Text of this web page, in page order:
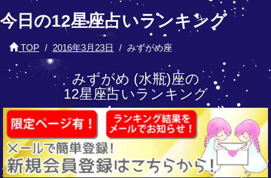
今日の12星座占いランキング
TOP 2016年3月23日 みずがめ座
みずがめ (水瓶)座の
12星座占いランキング